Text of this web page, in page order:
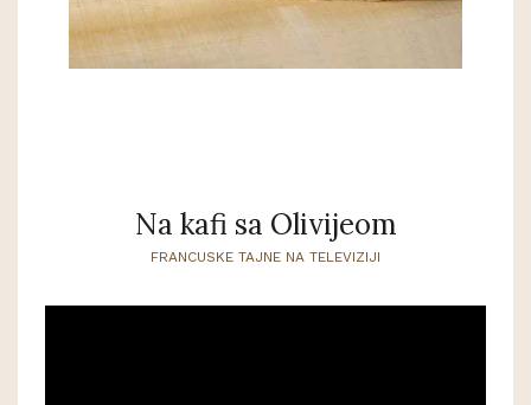
Na kafi sa Olivijeom
FRANCUSKE TAJNE NA TELEVIZIJI